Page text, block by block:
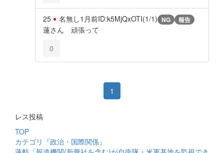
25 名無し1月前ID:k5MjQxOTI(1/1) NG 報告
蓮さん 頑張って
0
1
レス投稿
TOP
カテゴリ『政治・国際関係』